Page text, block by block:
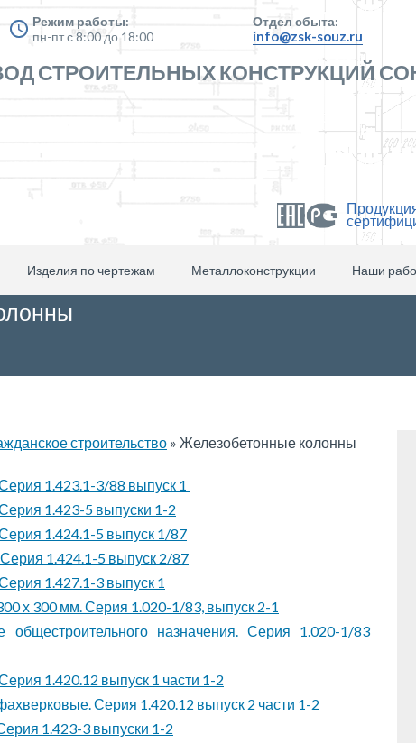
Режим работы:
пн-пт с 8:00 до 18:00
Отдел сбыта:
info@zsk-souz.ru
СТРОИТЕЛЬНЫХ КОНСТРУКЦИЙ
Изделия по чертежам Металлоконструкции Наши
строительство » Железобетонные колонны
1.423.1-3/88 выпуск 1
1.423-5 выпуски 1-2
1.424.1-5 выпуск 1/87
1.424.1-5 выпуск 2/87
1.427.1-3 выпуск 1
х 300 мм. Серия 1.020-1/83, выпуск 2-1
общестроительного назначения. Серия 1.020-1/83
1.420.12 выпуск 1 части 1-2
Серия 1.420.12 выпуск 2 части 1-2
1.423-3 выпуски 1-2